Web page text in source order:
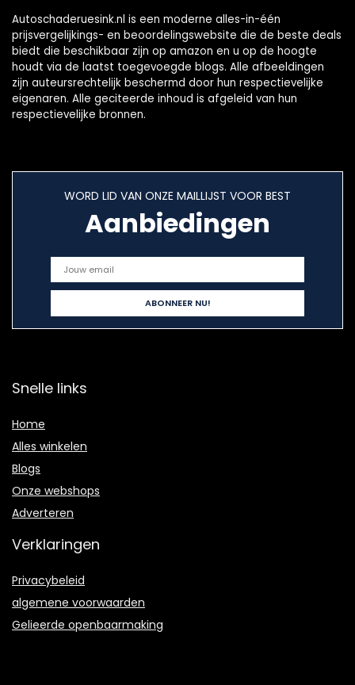
Autoschaderuesink.nl is een moderne alles-in-één
prijsvergelijkings- en beoordelingswebsite die de beste deals
biedt die beschikbaar zijn op amazon en u op de hoogte
houdt via de laatst toegevoegde blogs. Alle afbeeldingen
zijn auteursrechtelijk beschermd door hun respectievelijke
eigenaren. Alle geciteerde inhoud is afgeleid van hun
respectievelijke bronnen.
WORD LID VAN ONZE MAILLIJST VOOR BEST
Aanbiedingen
Snelle links
Home
Alles winkelen
Blogs
Onze webshops
Adverteren
Verklaringen
Privacybeleid
algemene voorwaarden
Gelieerde openbaarmaking